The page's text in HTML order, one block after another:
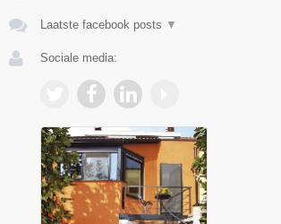
Laatste facebook posts ▼
Sociale media: